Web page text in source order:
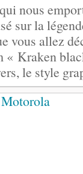
nous
sur la
vous allez
« Kraken
le style